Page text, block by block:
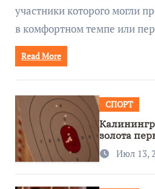
участники которого могли
в комфортном темпе или
Read More
СПОРТ
золота
метанию
Июл 13,